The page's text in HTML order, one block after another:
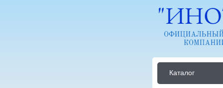
Каталог